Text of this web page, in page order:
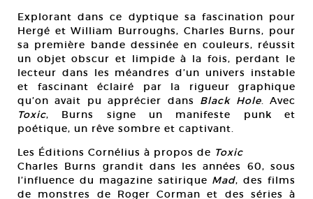
Explorant dans ce dyptique sa fascination pour
Hergé et William Burroughs, Charles Burns, pour
sa première bande dessinée en couleurs, réussit
un objet obscur et limpide à la fois, perdant le
lecteur dans les méandres d’un univers instable
et fascinant éclairé par la rigueur graphique
qu’on avait pu apprécier dans Black Hole. Avec
Toxic, Burns signe un manifeste punk et
poétique, un rêve sombre et captivant.
Les Éditions Cornélius à propos de Toxic
Charles Burns grandit dans les années 60, sous
l’influence du magazine satirique Mad, des films
de monstres de Roger Corman et des séries à